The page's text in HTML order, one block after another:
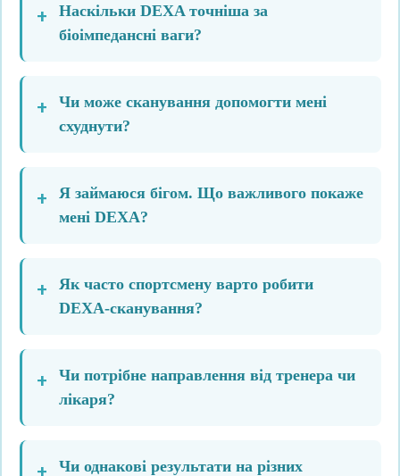
Наскільки DEXA точніша за
біоімпедансні ваги?
Чи може сканування допомогти мені
схуднути?
Я займаюся бігом. Що важливого покаже
мені DEXA?
Як часто спортсмену варто робити
DEXA-сканування?
Чи потрібне направлення від тренера чи
лікаря?
Чи однакові результати на різних